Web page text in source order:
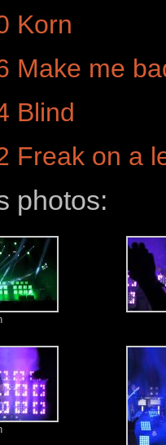
Korn
Make me
Blind
Freak on a
photos: